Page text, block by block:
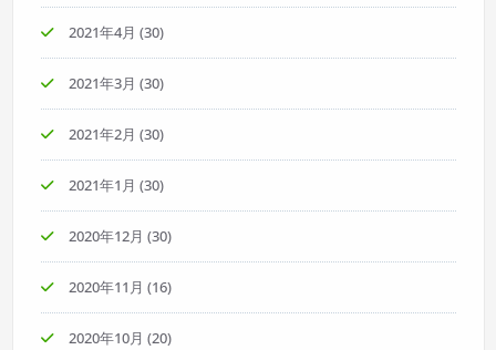
2021年4月 (30)
2021年3月 (30)
2021年2月 (30)
2021年1月 (30)
2020年12月 (30)
2020年11月 (16)
2020年10月 (20)